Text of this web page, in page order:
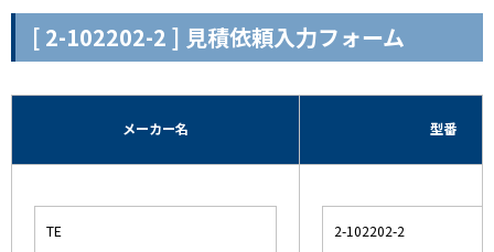
[ 2-102202-2 ] 見積依頼入力フォーム
メーカー名 型番